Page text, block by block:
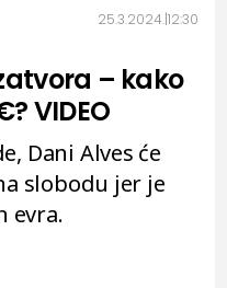
25.3.2024. 12:30
– kako
VIDEO
Dani Alves će
slobodu jer je
evra.